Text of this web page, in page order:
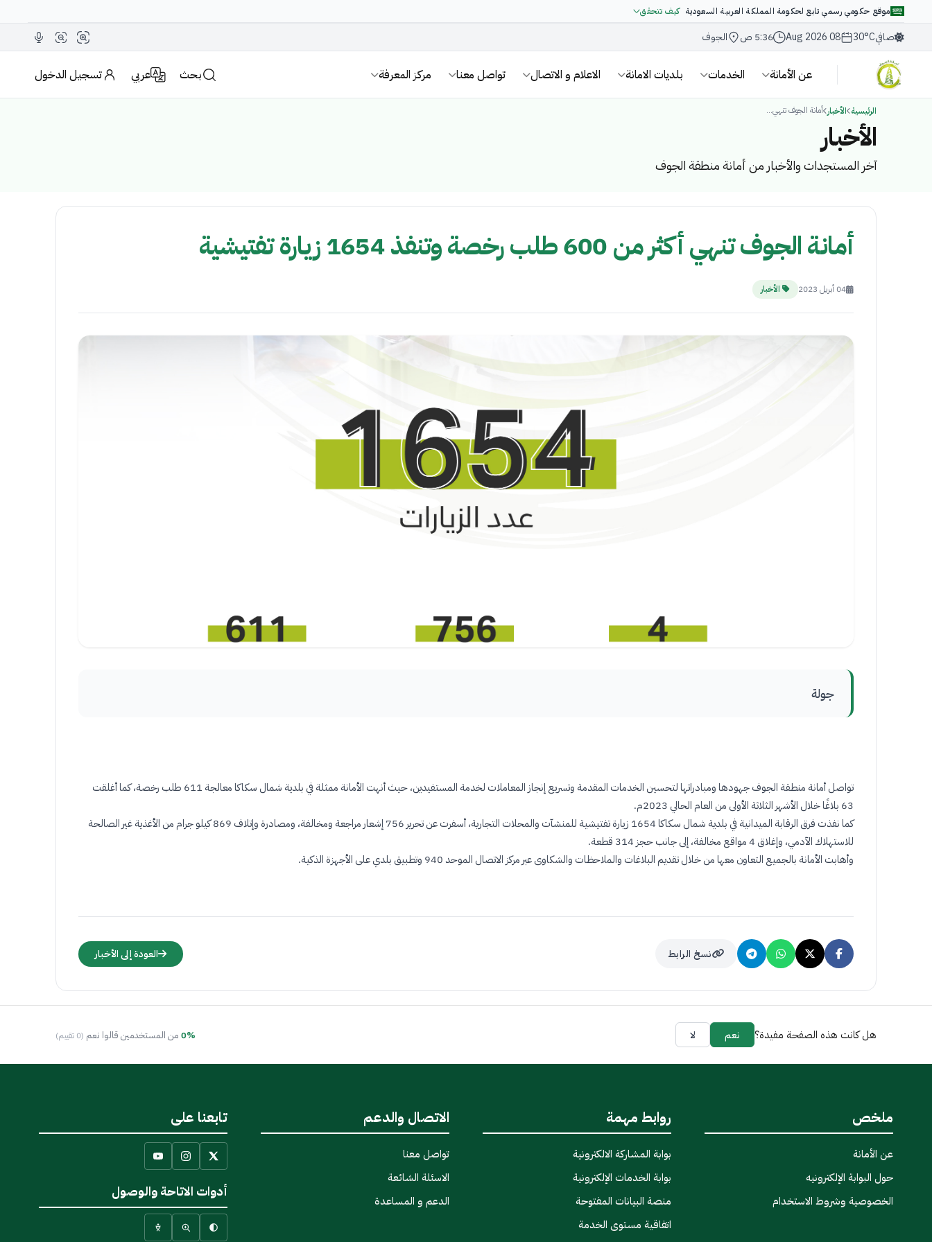
موقع حكومي رسمي تابع لحكومة المملكة العربية السعودية كيف تتحقق
صافي30°C
08 Aug 2026 5:36 ص الجوف
عن الأمانة الخدمات بلديات الامانة الاعلام و الاتصال تواصل معنا مركز المعرفة بحث عربي تسجيل الدخول
الرئيسية الأخبار أمانة الجوف تنهي...
الأخبار
آخر المستجدات والأخبار من أمانة منطقة الجوف
أمانة الجوف تنهي أكثر من 600 طلب رخصة وتنفذ 1654 زيارة تفتيشية
04 أبريل 2023 الأخبار
جولة
تواصل أمانة منطقة الجوف جهودها ومبادراتها لتحسين الخدمات المقدمة وتسريع إنجاز المعاملات لخدمة المستفيدين، حيث أنهت الأمانة ممثلة في بلدية شمال سكاكا معالجة 611 طلب رخصة، كما أغلقت
63 بلاغًا خلال الأشهر الثلاثة الأولى من العام الحالي 2023م
.
كما نفذت فرق الرقابة الميدانية في بلدية شمال سكاكا 1654 زيارة تفتيشية للمنشآت والمحلات التجارية، أسفرت عن تحرير 756 إشعار مراجعة ومخالفة، ومصادرة وإتلاف 869 كيلو جرام من الأغذية غير الصالحة
للاستهلاك الآدمي، وإغلاق 4 مواقع مخالفة، إلى جانب حجز 314 قطعة
.
وأهابت الأمانة بالجميع التعاون معها من خلال تقديم البلاغات والملاحظات والشكاوى عبر مركز الاتصال الموحد 940 وتطبيق بلدي على الأجهزة الذكية .
نسخ الرابط العودة إلى الأخبار
هل كانت هذه الصفحة مفيدة؟ نعم لا 0% من المستخدمين قالوا نعم (0 تقييم)
ملخص
عن الأمانة
حول البوابة الإلكترونيه
الخصوصية وشروط الاستخدام
روابط مهمة
بوابة المشاركة الالكترونية
بوابة الخدمات الإلكترونية
منصة البيانات المفتوحة
اتفاقية مستوى الخدمة
الاتصال والدعم
تواصل معنا
الاسئلة الشائعة
الدعم و المساعدة
تابعنا على
أدوات الاتاحة والوصول